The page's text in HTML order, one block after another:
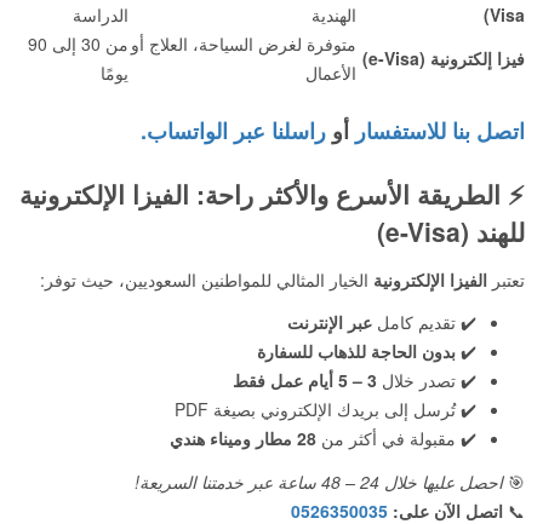
Visa)
الهندية
الدراسة
فيزا إلكترونية (e-Visa)
متوفرة لغرض السياحة، العلاج أو
الأعمال
من 30 إلى 90
يومًا
اتصل بنا للاستفسار أو راسلنا عبر الواتساب.
⚡ الطريقة الأسرع والأكثر راحة: الفيزا الإلكترونية
للهند (e-Visa)
تعتبر الفيزا الإلكترونية الخيار المثالي للمواطنين السعوديين، حيث توفر:
✔️ تقديم كامل عبر الإنترنت
✔️ بدون الحاجة للذهاب للسفارة
✔️ تصدر خلال 3 – 5 أيام عمل فقط
✔️ تُرسل إلى بريدك الإلكتروني بصيغة PDF
✔️ مقبولة في أكثر من 28 مطار وميناء هندي
🎯احصل عليها خلال 24 – 48 ساعة عبر خدمتنا السريعة!
📞 اتصل الآن على: 0526350035